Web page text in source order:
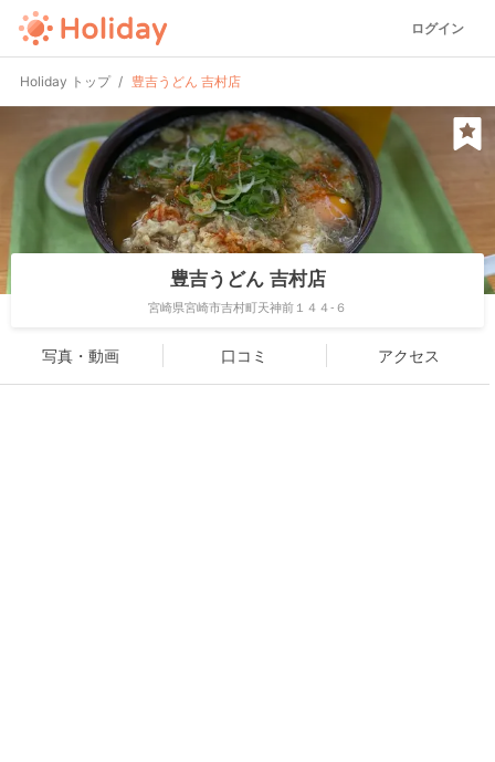
ログイン
Holiday トップ 豊吉うどん 吉村店
豊吉うどん 吉村店
宮崎県宮崎市吉村町天神前１４４-６
写真・動画 口コミ アクセス